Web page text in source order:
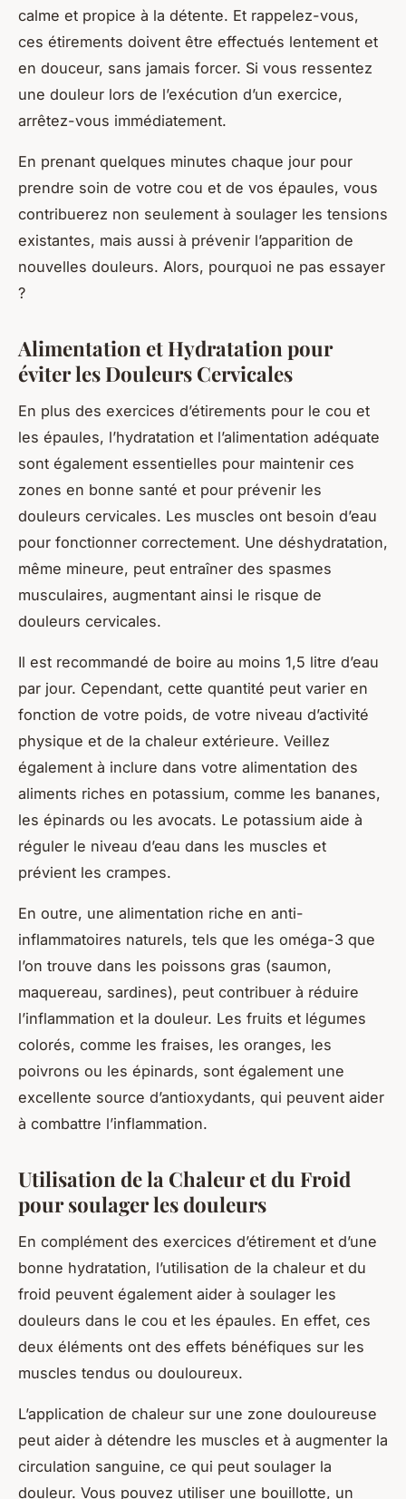
calme et propice à la détente. Et rappelez-vous,
ces étirements doivent être effectués lentement et
en douceur, sans jamais forcer. Si vous ressentez
une douleur lors de l’exécution d’un exercice,
arrêtez-vous immédiatement.
En prenant quelques minutes chaque jour pour
prendre soin de votre cou et de vos épaules, vous
contribuerez non seulement à soulager les tensions
existantes, mais aussi à prévenir l’apparition de
nouvelles douleurs. Alors, pourquoi ne pas essayer
?
Alimentation et Hydratation pour
éviter les Douleurs Cervicales
En plus des exercices d’étirements pour le cou et
les épaules, l’hydratation et l’alimentation adéquate
sont également essentielles pour maintenir ces
zones en bonne santé et pour prévenir les
douleurs cervicales. Les muscles ont besoin d’eau
pour fonctionner correctement. Une déshydratation,
même mineure, peut entraîner des spasmes
musculaires, augmentant ainsi le risque de
douleurs cervicales.
Il est recommandé de boire au moins 1,5 litre d’eau
par jour. Cependant, cette quantité peut varier en
fonction de votre poids, de votre niveau d’activité
physique et de la chaleur extérieure. Veillez
également à inclure dans votre alimentation des
aliments riches en potassium, comme les bananes,
les épinards ou les avocats. Le potassium aide à
réguler le niveau d’eau dans les muscles et
prévient les crampes.
En outre, une alimentation riche en anti-
inflammatoires naturels, tels que les oméga-3 que
l’on trouve dans les poissons gras (saumon,
maquereau, sardines), peut contribuer à réduire
l’inflammation et la douleur. Les fruits et légumes
colorés, comme les fraises, les oranges, les
poivrons ou les épinards, sont également une
excellente source d’antioxydants, qui peuvent aider
à combattre l’inflammation.
Utilisation de la Chaleur et du Froid
pour soulager les douleurs
En complément des exercices d’étirement et d’une
bonne hydratation, l’utilisation de la chaleur et du
froid peuvent également aider à soulager les
douleurs dans le cou et les épaules. En effet, ces
deux éléments ont des effets bénéfiques sur les
muscles tendus ou douloureux.
L’application de chaleur sur une zone douloureuse
peut aider à détendre les muscles et à augmenter la
circulation sanguine, ce qui peut soulager la
douleur. Vous pouvez utiliser une bouillotte, un